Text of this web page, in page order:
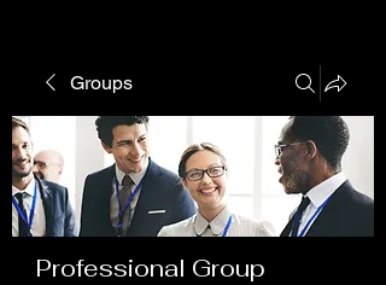
Groups
Professional Group